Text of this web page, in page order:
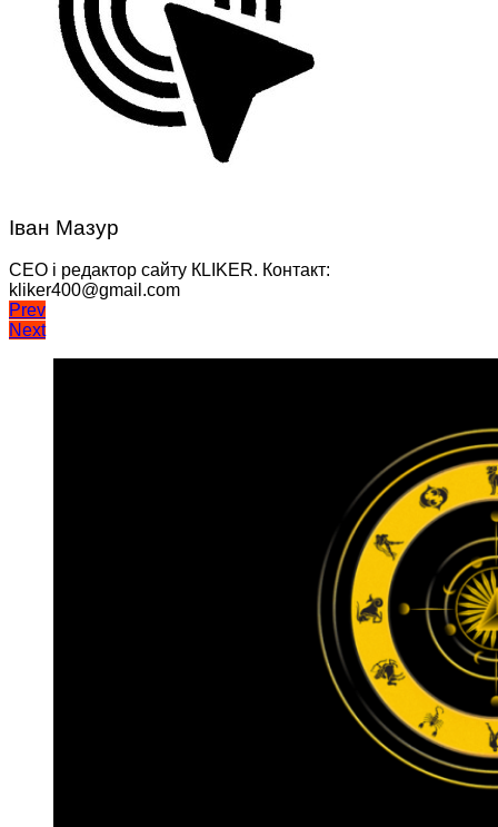
Іван Мазур
CEO і редактор сайту КLIKER. Контакт:
kliker400@gmail.com
Навігація
записів
Prev
Next